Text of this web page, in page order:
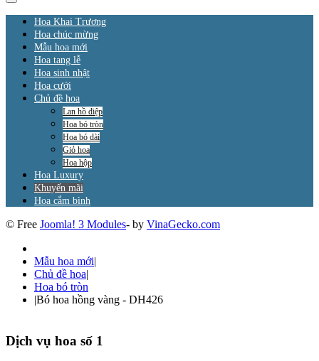
Hoa Khai Trương
Hoa chúc mừng
Mẫu hoa mới
Hoa tang lễ
Hoa sinh nhật
Hoa cưới
Chủ đề hoa
Lan hồ điệp
Hoa bó tròn
Hoa bó dài
Giỏ hoa
Hoa hộp
Hoa Luxury
Khuyến mãi
Hoa cắm bình
© Free Joomla! 3 Modules- by VinaGecko.com
Mẫu hoa mới|
Chủ đề hoa|
Hoa bó tròn
|Bó hoa hồng vàng - DH426
Dịch vụ hoa số 1